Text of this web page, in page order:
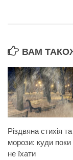
ВАМ
Різдвяна стихія
морози: куди
не їхати